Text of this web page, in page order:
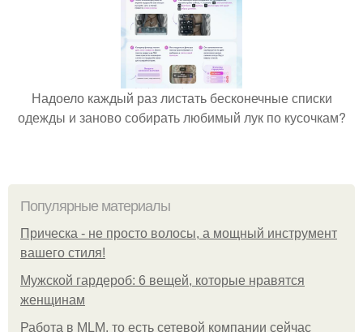
Надоело каждый раз листать бесконечные списки
одежды и заново собирать любимый лук по кусочкам?
Популярные материалы
Прическа - не просто волосы, а мощный инструмент
вашего стиля!
Мужской гардероб: 6 вещей, которые нравятся
женщинам
Работа в MLM, то есть сетевой компании сейчас